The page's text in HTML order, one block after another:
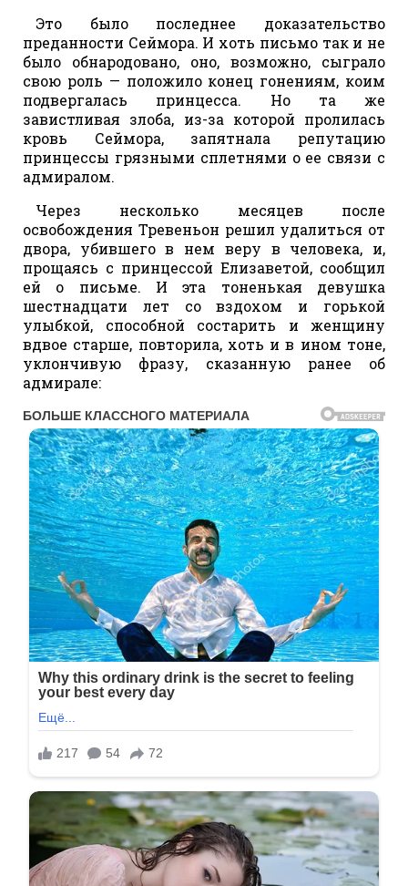
Это было последнее доказательство
преданности Сеймора. И хоть письмо так и не
было обнародовано, оно, возможно, сыграло
свою роль — положило конец гонениям, коим
подвергалась принцесса. Но та же
завистливая злоба, из-за которой пролилась
кровь Сеймора, запятнала репутацию
принцессы грязными сплетнями о ее связи с
адмиралом.
Через несколько месяцев после
освобождения Тревеньон решил удалиться от
двора, убившего в нем веру в человека, и,
прощаясь с принцессой Елизаветой, сообщил
ей о письме. И эта тоненькая девушка
шестнадцати лет со вздохом и горькой
улыбкой, способной состарить и женщину
вдвое старше, повторила, хоть и в ином тоне,
уклончивую фразу, сказанную ранее об
адмирале: